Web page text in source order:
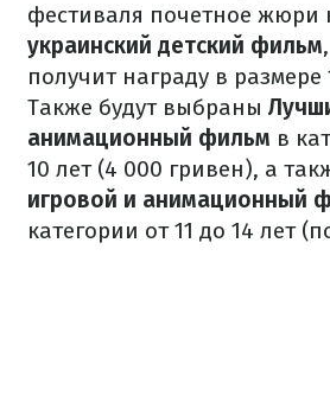
фестиваля почетное жюри
украинский детский фильм
получит награду в размере
Также будут выбраны
анимационный фильм в
10 лет (4 000 гривен), а
игровой и анимационный
категории от 11 до 14 лет